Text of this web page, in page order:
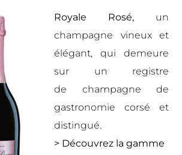
Royale Rosé, un
champagne vineux et
élégant, qui demeure
sur un registre
de champagne de
gastronomie corsé et
distingué.
> Découvrez la gamme